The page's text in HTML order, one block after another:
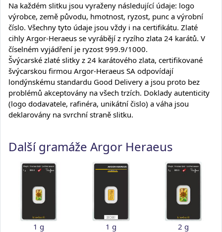
Na každém slitku jsou vyraženy následující údaje: logo
výrobce, země původu, hmotnost, ryzost, punc a výrobní
číslo. Všechny tyto údaje jsou vždy i na certifikátu. Zlaté
cihly Argor-Heraeus se vyrábějí z ryzího zlata 24 karátů. V
číselném vyjádření je ryzost 999.9/1000.
Švýcarské zlaté slitky z 24 karátového zlata, certifikované
švýcarskou firmou Argor-Heraeus SA odpovídají
londýnskému standardu Good Delivery a jsou proto bez
problémů akceptovány na všech trzích. Doklady autenticity
(logo dodavatele, rafinéra, unikátní čislo) a váha jsou
deklarovány na svrchní straně slitku.
Další gramáže Argor Heraeus
1 g 1 g 2 g